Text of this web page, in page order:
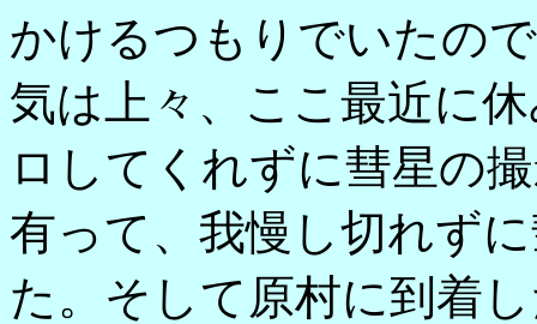
かけるつもりでいたの
気は上々、ここ最近に
ロしてくれずに彗星の
有って、我慢し切れず
た。そして原村に到着